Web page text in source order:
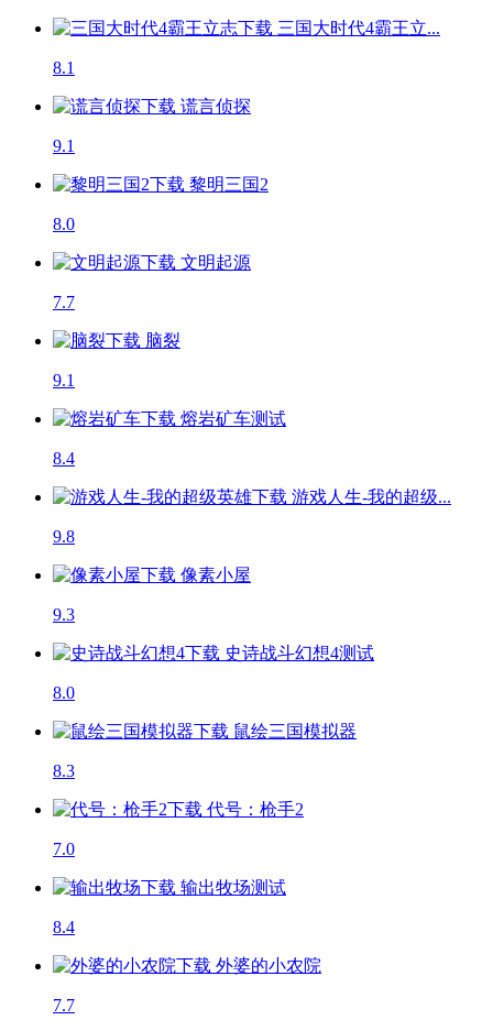
三国大时代4霸王立...
8.1
谎言侦探
9.1
黎明三国2
8.0
文明起源
7.7
脑裂
9.1
熔岩矿车测试
8.4
游戏人生-我的超级...
9.8
像素小屋
9.3
史诗战斗幻想4测试
8.0
鼠绘三国模拟器
8.3
代号：枪手2
7.0
输出牧场测试
8.4
外婆的小农院
7.7